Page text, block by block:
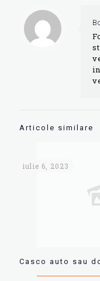
Articole similare
iulie 6, 2023
Casco auto sau